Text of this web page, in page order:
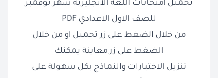
تحميل امتحانات اللغة الانجليزية شهر نوفمبر
للصف الاول الاعدادي PDF
من خلال الضغط على زر تحميل او من خلال
الضغط على زر معاينة يمكنك
تنزيل الاختبارات والنماذج بكل سهولة على